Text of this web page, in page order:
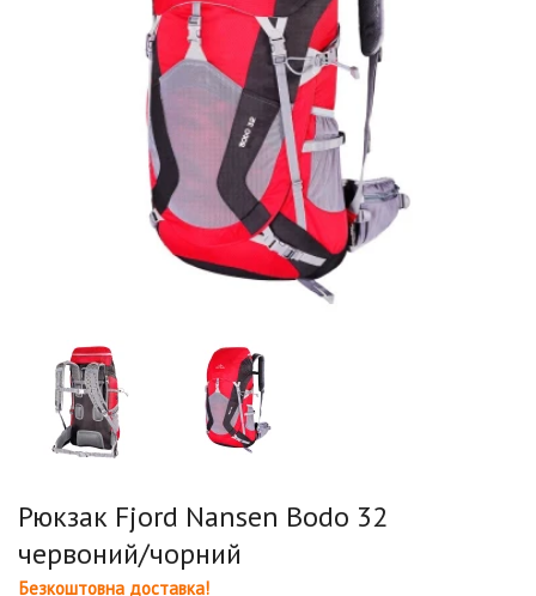
Рюкзак Fjord Nansen Bodo 32
червоний/чорний
Безкоштовна доставка!